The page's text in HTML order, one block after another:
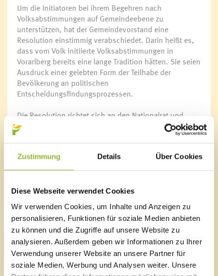
Zustimmung Details Über Cookies
Diese Webseite verwendet Cookies
Wir verwenden Cookies, um Inhalte und Anzeigen zu
personalisieren, Funktionen für soziale Medien anbieten
zu können und die Zugriffe auf unsere Website zu
analysieren. Außerdem geben wir Informationen zu Ihrer
Verwendung unserer Website an unsere Partner für
soziale Medien, Werbung und Analysen weiter. Unsere
Um die Initiatoren bei ihrem Begehren nach
Volksabstimmungen auf Gemeindeebene zu
unterstützen, hat der Gemeindevorstand eine
Resolution einstimmig verabschiedet. Darin heißt es,
dass vom Volk initiierte Volksabstimmungen in
Vorarlberg bereits eine lange Tradition hätten. Sie seien
Ausdruck einer gelebten Form der Teilhabe der
Bevölkerung an politischen
Entscheidungsfindungsprozessen.
Die Resolution richtet sich an den Nationalrat und
Bundesrat und ist eine Reaktion auf die Erkenntnis des
Verfassungsgerichtshofes. Dieser hatte im Oktober
2020 von der Bevölkerung initiierte
Volksabstimmungen als Widerspruch zum
repräsentativ-demokratischen System bezeichnet.
Instrument ohne Änderung der Bundesverfassung
spätestens ab 2022 nicht mehr zulässig.
„Mit dieser Resolution ersuchen wir den Bund,
verfassungsrechtliche Grundlagen zu schaffen, damit
von Gemeindebürger*innen initiierte
Volksabstimmungen über Angelegenheiten des
eigenen Wirkungsbereiches der Gemeinde